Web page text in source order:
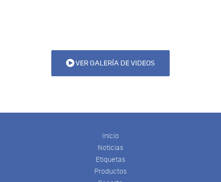
VER GALERÍA DE VIDEOS
Inicio
Noticias
Etiquetas
Productos